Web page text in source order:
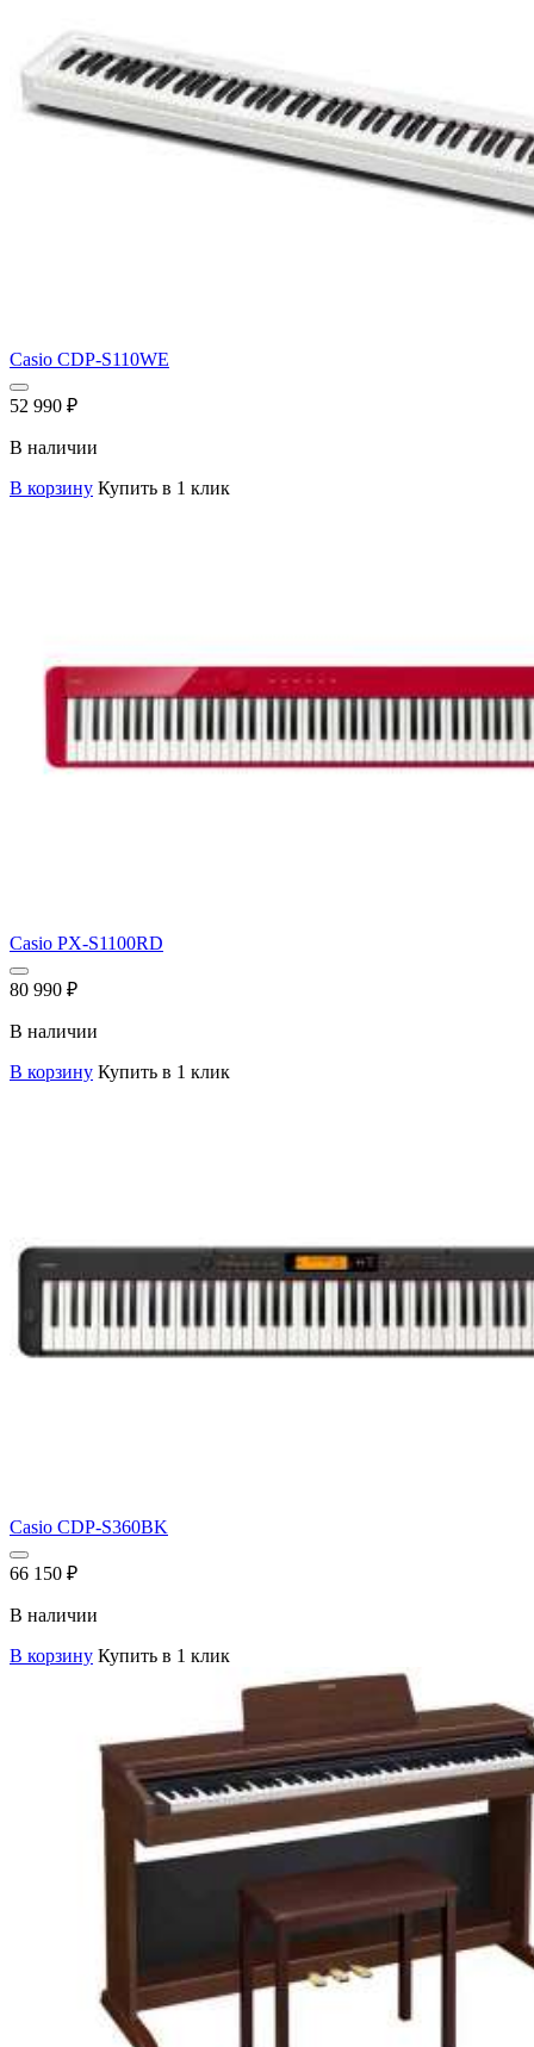
Casio CDP-S110WE
52 990 ₽
В наличии
В корзину Купить в 1 клик
Casio PX-S1100RD
80 990 ₽
В наличии
В корзину Купить в 1 клик
Casio CDP-S360BK
66 150 ₽
В наличии
В корзину Купить в 1 клик